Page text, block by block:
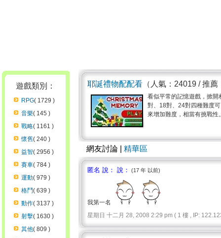
遊戲類別：
RPG( 1729 )
音樂( 145 )
戰略( 1161 )
懷舊( 240 )
益智( 2956 )
賽車( 784 )
運動( 979 )
格鬥( 639 )
動作( 3137 )
射擊( 1630 )
其他( 809 )
耶誕禮物配配看 （人氣：24019 / 推
看似平常的記憶遊戲，掀
對、18對、24對四種難度
來增加難度，相當有挑戰性
網友討論 | 精華區
匿名 說： 說： (17 年 以前)
我第一名
星期日 十二月 28, 2008 2:29 pm ( 1 樓 , IP: